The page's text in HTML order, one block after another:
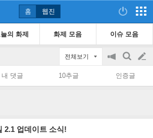
홈 웹진
의 화제 화제 모음 이슈 모음
전체보기
공
on/off
검
색
글
쓰
내 댓글 10추글 인증글
2.1 업데이트 소식!